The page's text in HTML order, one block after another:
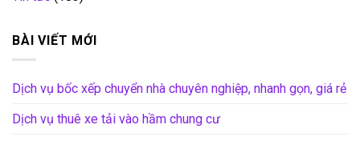
BÀI VIẾT MỚI
Dịch vụ bốc xếp chuyển nhà chuyên nghiệp, nhanh gọn, giá rẻ
Dịch vụ thuê xe tải vào hầm chung cư